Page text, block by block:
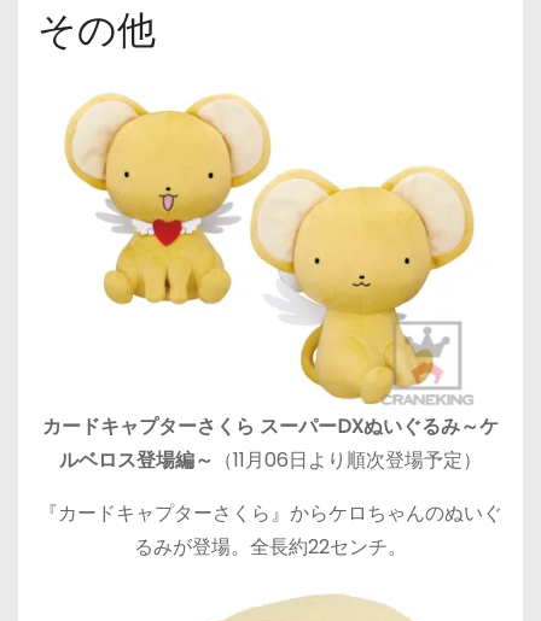
その他
カードキャプターさくら スーパーDXぬいぐるみ～ケ
ルベロス登場編～ （11月06日より順次登場予定）
『カードキャプターさくら』からケロちゃんのぬいぐ
るみが登場。全長約22センチ。